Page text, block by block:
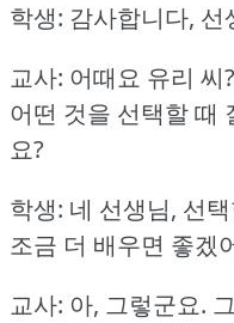
학생: 감사합니다, 선
교사: 어때요 유리 씨?
어떤 것을 선택할 때
요?
학생: 네 선생님, 선
조금 더 배우면 좋겠
교사: 아, 그렇군요.